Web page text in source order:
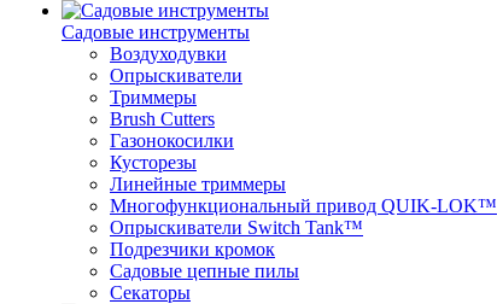
Садовые инструменты
Воздуходувки
Опрыскиватели
Триммеры
Brush Cutters
Газонокосилки
Кусторезы
Линейные триммеры
Многофункциональный привод QUIK-LOK™
Опрыскиватели Switch Tank™
Подрезчики кромок
Садовые цепные пилы
Секаторы